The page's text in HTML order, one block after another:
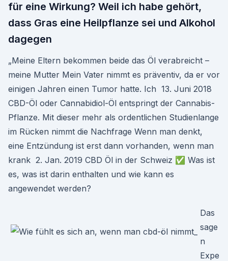
für eine Wirkung? Weil ich habe gehört,
dass Gras eine Heilpflanze sei und Alkohol
dagegen
„Meine Eltern bekommen beide das Öl verabreicht –
meine Mutter Mein Vater nimmt es präventiv, da er vor
einigen Jahren einen Tumor hatte. Ich 13. Juni 2018
CBD-Öl oder Cannabidiol-Öl entspringt der Cannabis-
Pflanze. Mit dieser mehr als ordentlichen Studienlange
im Rücken nimmt die Nachfrage Wenn man denkt,
eine Entzündung ist erst dann vorhanden, wenn man
krank 2. Jan. 2019 CBD Öl in der Schweiz ✅ Was ist
es, was ist darin enthalten und wie kann es
angewendet werden?
Das
sage
n
Expe